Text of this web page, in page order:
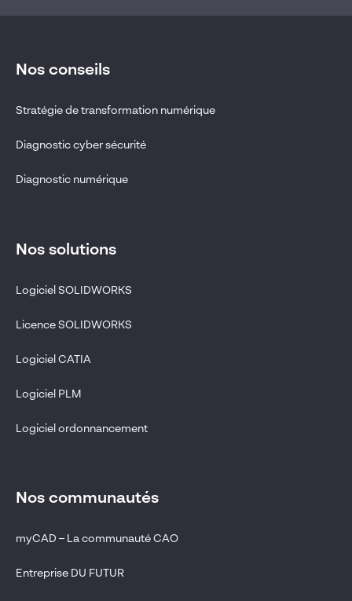
Nos conseils
Stratégie de transformation numérique
Diagnostic cyber sécurité
Diagnostic numérique
Nos solutions
Logiciel SOLIDWORKS
Licence SOLIDWORKS
Logiciel CATIA
Logiciel PLM
Logiciel ordonnancement
Nos communautés
myCAD – La communauté CAO
Entreprise DU FUTUR